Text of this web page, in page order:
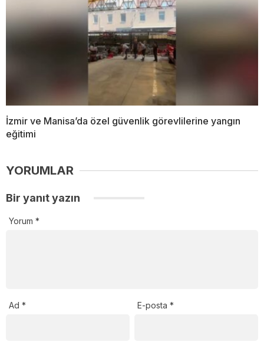
İzmir ve Manisa’da özel güvenlik görevlilerine yangın
eğitimi
YORUMLAR
Bir yanıt yazın
Yorum *
Ad * E-posta*